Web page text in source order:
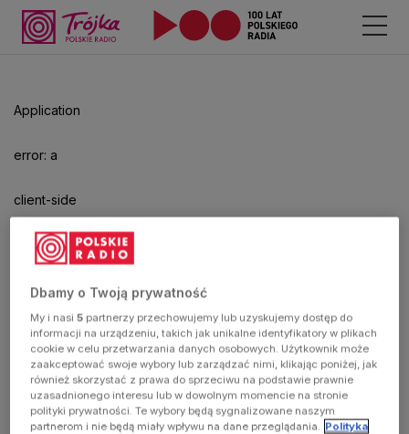
Application
error: a
client-side
exception
has
occurred
(see the
browser
Dbamy o Twoją prywatność
My i nasi5 partnerzy przechowujemy lub uzyskujemy dostęp do
informacji na urządzeniu, takich jak unikalne identyfikatory w plikach
cookie w celu przetwarzania danych osobowych. Użytkownik może
zaakceptować swoje wybory lub zarządzać nimi, klikając poniżej, jak
również skorzystać z prawa do sprzeciwu na podstawie prawnie
uzasadnionego interesu lub w dowolnym momencie na stronie
polityki prywatności. Te wybory będą sygnalizowane naszym
partnerom i nie będą miały wpływu na dane przeglądania. Polityka